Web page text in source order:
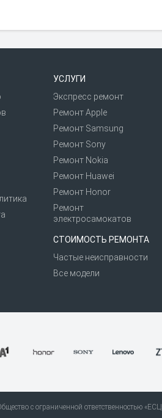
УСЛУГИ
Экспресс ремонт
Ремонт Apple
Ремонт Samsung
Ремонт Sony
Ремонт Nokia
Ремонт Huawei
Ремонт Honor
Ремонт
электросамокатов
СТОИМОСТЬ РЕМОНТА
Частые неисправности
Все модели
с ограниченной ответственностью